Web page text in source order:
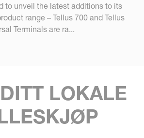
to unveil the latest additions to its
range – Tellus 700 and Tellus
Terminals are ra...
LOKALE